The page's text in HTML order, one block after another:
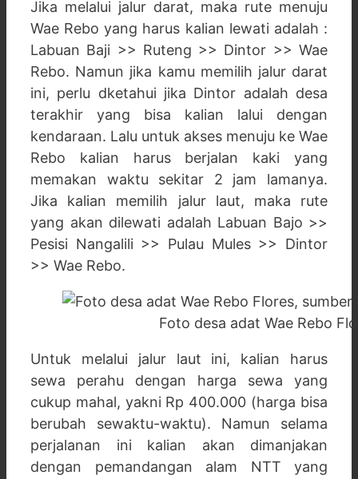
Jika melalui jalur darat, maka rute menuju
Wae Rebo yang harus kalian lewati adalah :
Labuan Baji >> Ruteng >> Dintor >> Wae
Rebo. Namun jika kamu memilih jalur darat
ini, perlu dketahui jika Dintor adalah desa
terakhir yang bisa kalian lalui dengan
kendaraan. Lalu untuk akses menuju ke Wae
Rebo kalian harus berjalan kaki yang
memakan waktu sekitar 2 jam lamanya.
Jika kalian memilih jalur laut, maka rute
yang akan dilewati adalah Labuan Bajo >>
Pesisi Nangalili >> Pulau Mules >> Dintor
>> Wae Rebo.
Foto desa adat Wae Rebo
Untuk melalui jalur laut ini, kalian harus
sewa perahu dengan harga sewa yang
cukup mahal, yakni Rp 400.000 (harga bisa
berubah sewaktu-waktu). Namun selama
perjalanan ini kalian akan dimanjakan
dengan pemandangan alam NTT yang